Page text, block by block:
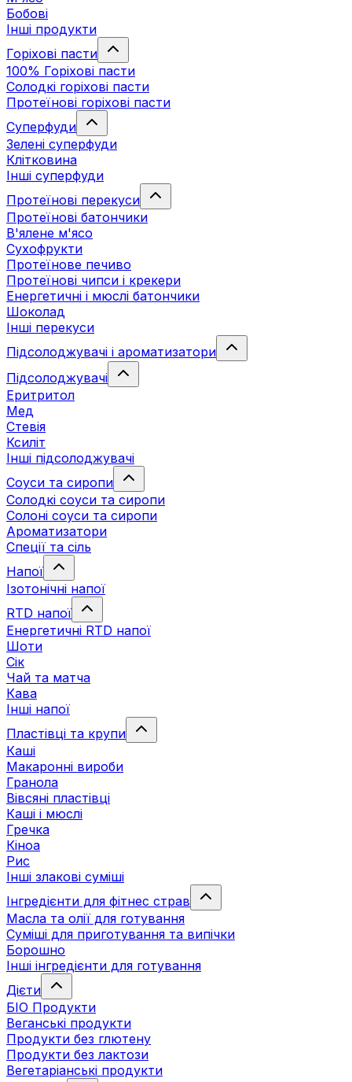
Бобові
Інші продукти
Горіхові пасти
100% Горіхові пасти
Солодкі горіхові пасти
Протеїнові горіхові пасти
Суперфуди
Зелені суперфуди
Клітковина
Інші суперфуди
Протеїнові перекуси
Протеїнові батончики
В'ялене м'ясо
Сухофрукти
Протеїнове печиво
Протеїнові чипси і крекери
Енергетичні і мюслі батончики
Шоколад
Інші перекуси
Підсолоджувачі і ароматизатори
Підсолоджувачі
Еритритол
Мед
Стевія
Ксиліт
Інші підсолоджувачі
Соуси та сиропи
Солодкі соуси та сиропи
Солоні соуси та сиропи
Ароматизатори
Спеції та сіль
Напої
Ізотонічні напої
RTD напої
Енергетичні RTD напої
Шоти
Сік
Чай та матча
Кава
Інші напої
Пластівці та крупи
Каші
Макаронні вироби
Гранола
Вівсяні пластівці
Каші і мюслі
Гречка
Кіноа
Рис
Інші злакові суміші
Інгредієнти для фітнес страв
Масла та олії для готування
Суміші для приготування та випічки
Борошно
Інші інгредієнти для готування
Дієти
БІО Продукти
Веганські продукти
Продукти без глютену
Продукти без лактози
Вегетаріанські продукти